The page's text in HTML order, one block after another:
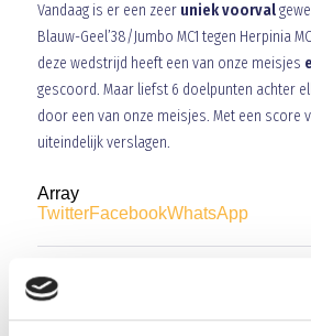
Vandaag is er een zeer uniek voorval
Blauw-Geel’38/Jumbo MC1 tegen Herpinia
deze wedstrijd heeft een van onze meisjes
gescoord. Maar liefst 6 doelpunten achter
door een van onze meisjes. Met een score
uiteindelijk verslagen.
Array
TwitterFacebookWhatsApp